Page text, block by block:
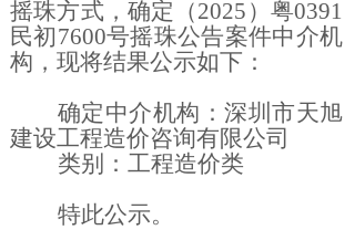
摇珠方式，确定（2025）粤0391
民初7600号摇珠公告案件中介机
构，现将结果公示如下：
确定中介机构：深圳市天旭
建设工程造价咨询有限公司
类别：工程造价类
特此公示。